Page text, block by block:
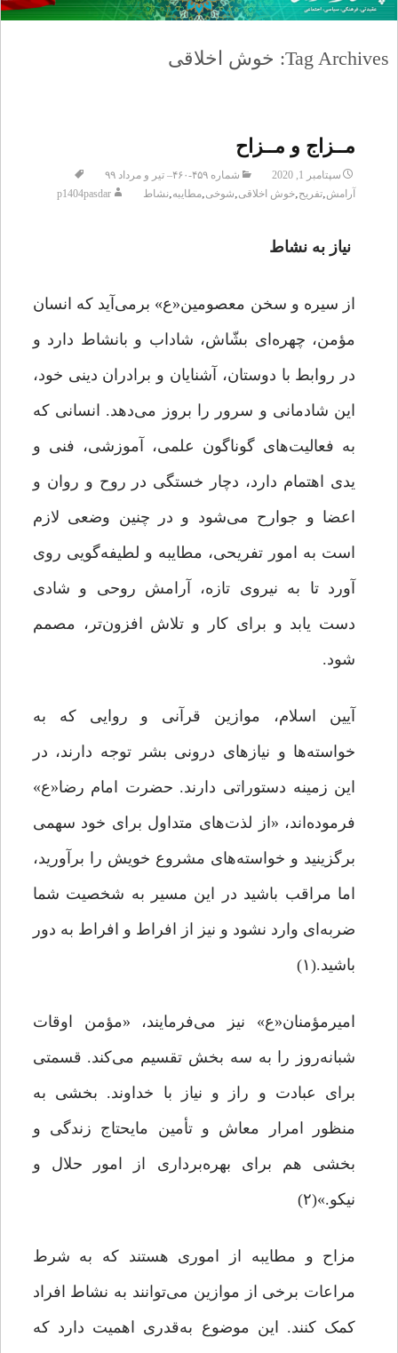
Tag Archives: خوش اخلاقی
مــزاج و مــزاح
سپتامبر 1, 2020
شماره ۴۵۹-۴۶۰– تیر و مرداد ۹۹
آرامش,تفریح,خوش اخلاقی,شوخی,مطایبه,نشاط p1404pasdar
نیاز به نشاط
از سیره و سخن معصومین«ع» برمی‌آید که انسان
مؤمن، چهره‌ای بشّاش، شاداب و بانشاط دارد و
در روابط با دوستان، آشنایان و برادران دینی خود،
این شادمانی و سرور را بروز می‌دهد. انسانی که
به فعالیت‌های گوناگون علمی، آموزشی، فنی و
یدی اهتمام دارد، دچار خستگی در روح و روان و
اعضا و جوارح می‌شود و در چنین وضعی لازم
است به امور تفریحی، مطایبه و لطیفه‌گویی روی
آورد تا به نیروی تازه، آرامش روحی و شادی
دست یابد و برای کار و تلاش افزون‌تر، مصمم
شود.
آیین اسلام، موازین قرآنی و روایی که به
خواسته‌ها و نیازهای درونی بشر توجه دارند، در
این زمینه دستوراتی دارند. حضرت امام رضا«ع»
فرموده‌اند، «از لذت‌های متداول برای خود سهمی
برگزینید و خواسته‌های مشروع خویش را برآورید،
اما مراقب باشید در این مسیر به شخصیت شما
ضربه‌ای وارد نشود و نیز از افراط و افراط به دور
باشید.(۱)
امیرمؤمنان«ع» نیز می‌فرمایند، «مؤمن اوقات
شبانه‌روز را به سه بخش تقسیم می‌کند. قسمتی
برای عبادت و راز و نیاز با خداوند. بخشی به
منظور امرار معاش و تأمین مایحتاج زندگی و
بخشی هم برای بهره‌برداری از امور حلال و
نیکو.»(۲)
مزاح و مطایبه از اموری هستند که به شرط
مراعات برخی از موازین می‌توانند به نشاط افراد
کمک کنند. این موضوع به‌قدری اهمیت دارد که